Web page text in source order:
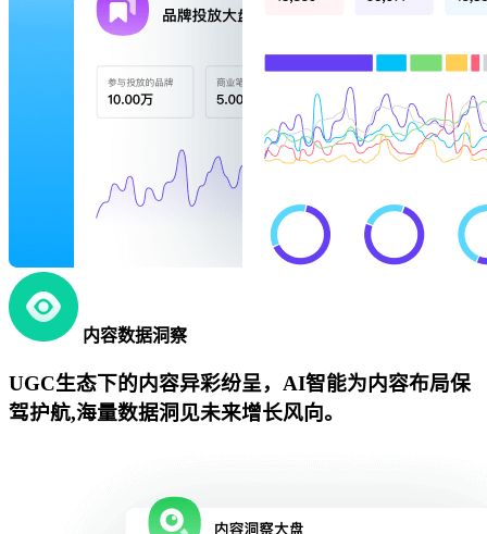
内容数据洞察
UGC生态下的内容异彩纷呈，AI智能为内容布局保
驾护航,海量数据洞见未来增长风向。